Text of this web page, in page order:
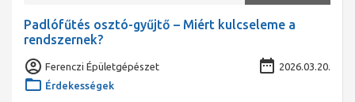
Padlófűtés osztó-gyűjtő – Miért kulcseleme a
rendszernek?
Ferenczi Épületgépészet
2026.03.20.
Érdekességek